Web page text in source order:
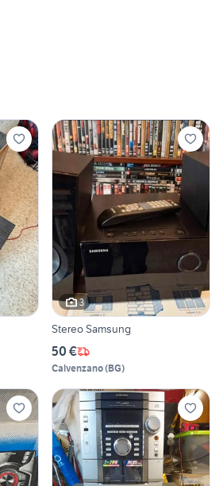
3
Stereo Samsung
50 €
Calvenzano(BG)